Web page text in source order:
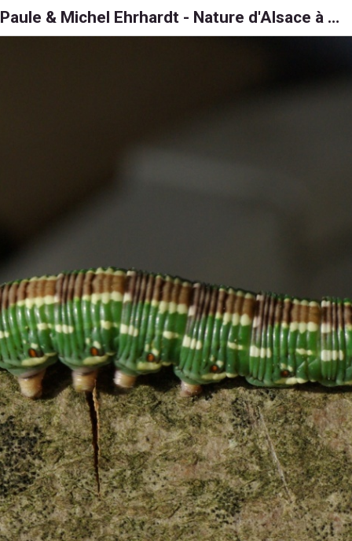
Paule & Michel Ehrhardt - Nature d'Alsace à 6, 8 et 1000 pattes